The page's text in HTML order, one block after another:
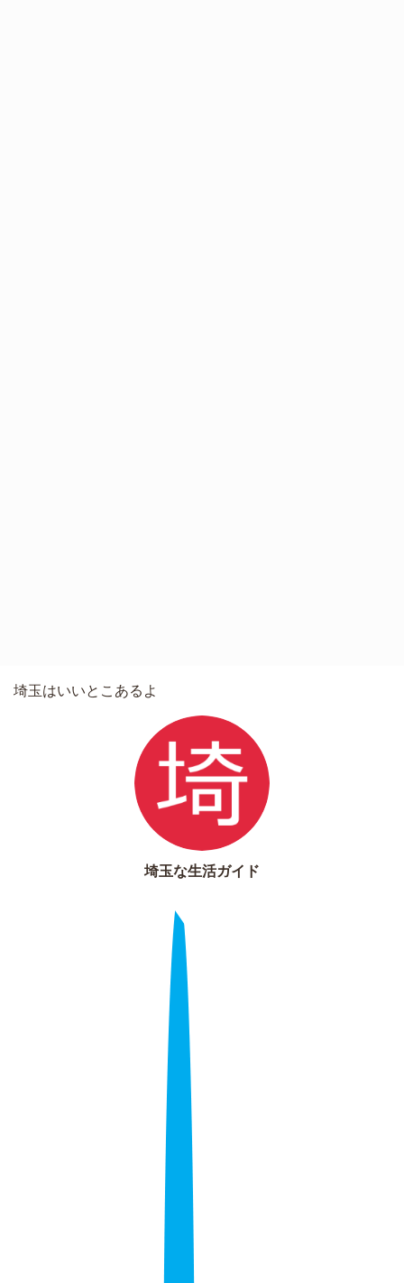
埼玉はいいとこあるよ
埼玉な生活ガイド